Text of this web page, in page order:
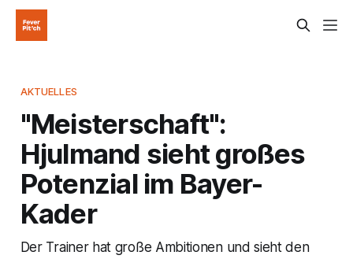
AKTUELLES
"Meisterschaft":
Hjulmand sieht großes
Potenzial im Bayer-
Kader
Der Trainer hat große Ambitionen und sieht den